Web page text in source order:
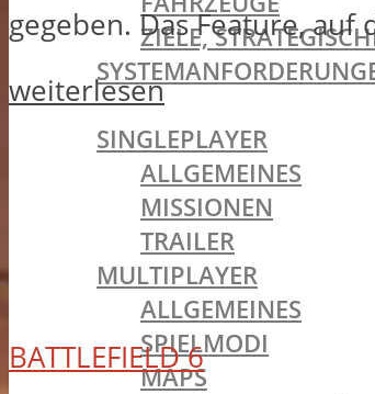
ZIELE,
BATTLEFIELD 1
SINGLEPLAYER
ALLGEMEINES
MISSIONEN
TRAILER
MULTIPLAYER
ALLGEMEINES
SPIELMODI
MAPS
gegeben. Das Feature, auf
weiterlesen
BATTLEFIELD 6